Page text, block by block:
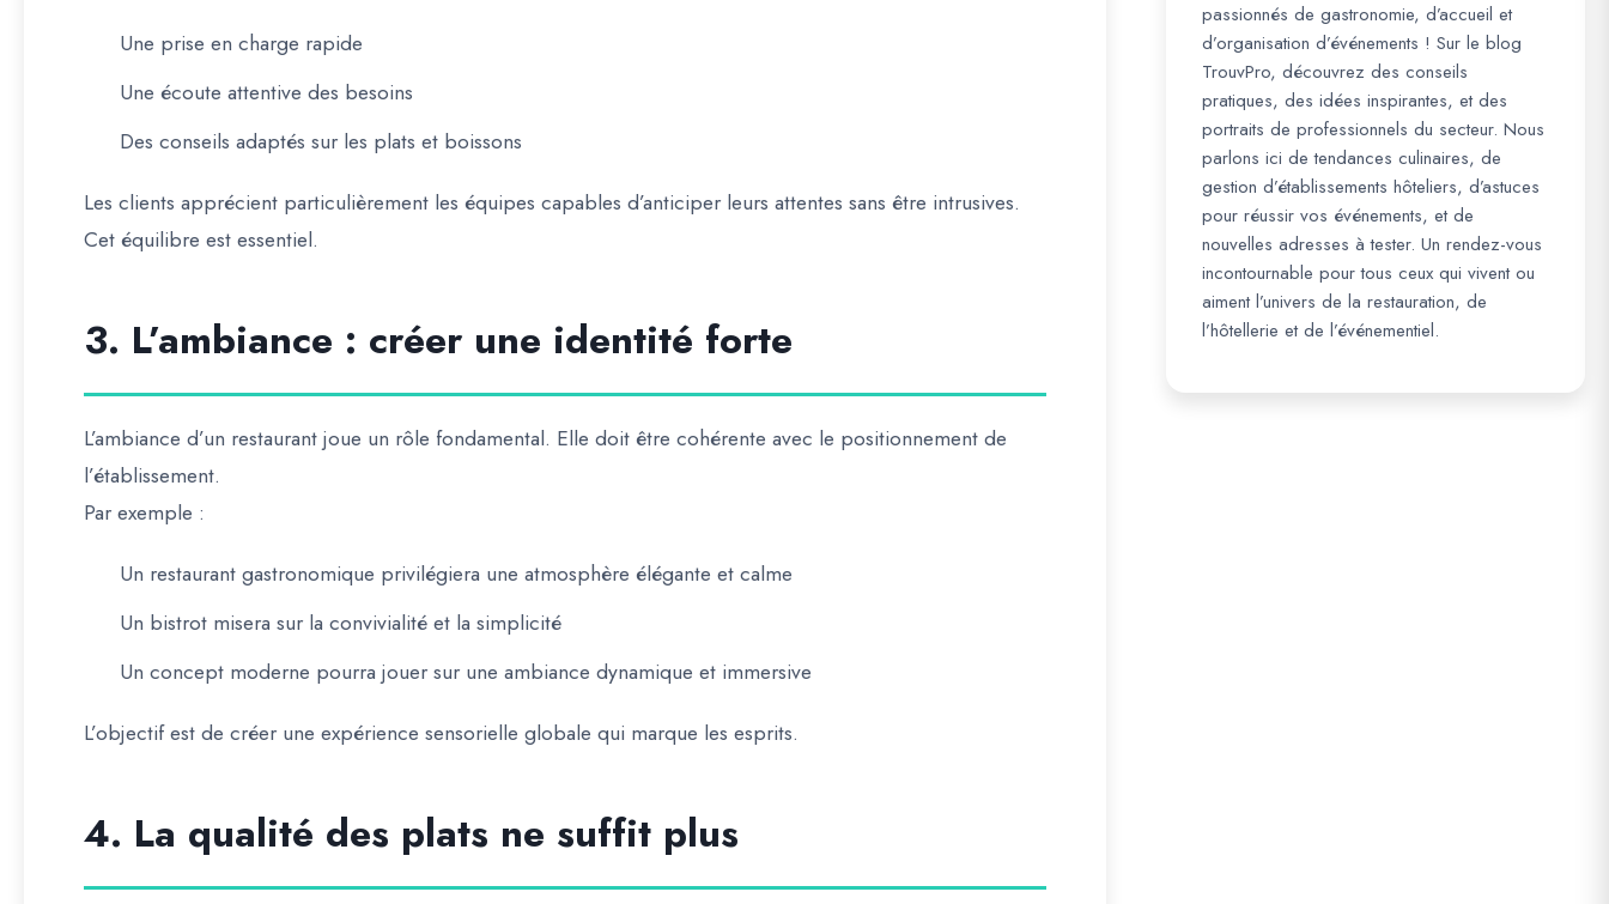
Une prise en charge rapide
Une écoute attentive des besoins
Des conseils adaptés sur les plats et boissons
Les clients apprécient particulièrement les équipes capables d’anticiper leurs attentes sans être intrusives.
Cet équilibre est essentiel.
3. L’ambiance : créer une identité forte
L’ambiance d’un restaurant joue un rôle fondamental. Elle doit être cohérente avec le positionnement de
l’établissement.
Par exemple :
Un restaurant gastronomique privilégiera une atmosphère élégante et calme
Un bistrot misera sur la convivialité et la simplicité
Un concept moderne pourra jouer sur une ambiance dynamique et immersive
L’objectif est de créer une expérience sensorielle globale qui marque les esprits.
4. La qualité des plats ne suffit plus
passionnés de gastronomie, d’accueil et
d’organisation d’événements ! Sur le blog
TrouvPro, découvrez des conseils
pratiques, des idées inspirantes, et des
portraits de professionnels du secteur. Nous
parlons ici de tendances culinaires, de
gestion d’établissements hôteliers, d’astuces
pour réussir vos événements, et de
nouvelles adresses à tester. Un rendez-vous
incontournable pour tous ceux qui vivent ou
aiment l’univers de la restauration, de
l’hôtellerie et de l’événementiel.